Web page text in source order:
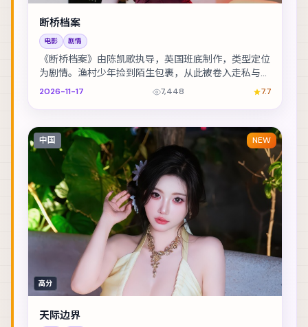
断桥档案
电影 剧情
《断桥档案》由陈凯歌执导，英国班底制作，类型定位
为剧情。渔村少年捡到陌生包裹，从此被卷入走私与反
走私的漩涡。主演包括黄渤、全智贤、王凯 等，表演...
2026-11-17 7,448 7.7
中国 NEW
高分
天际边界